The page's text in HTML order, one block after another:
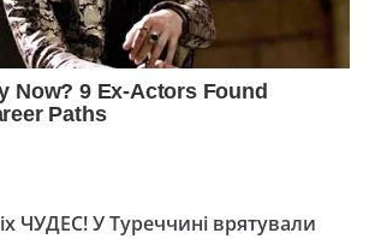
ЧУДЕС! У Туреччині врятували